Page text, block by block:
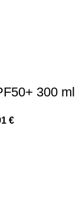
300 ml
€